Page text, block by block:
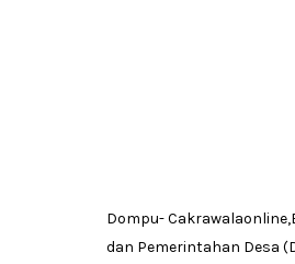
Dompu-
dan Pemerintahan Desa